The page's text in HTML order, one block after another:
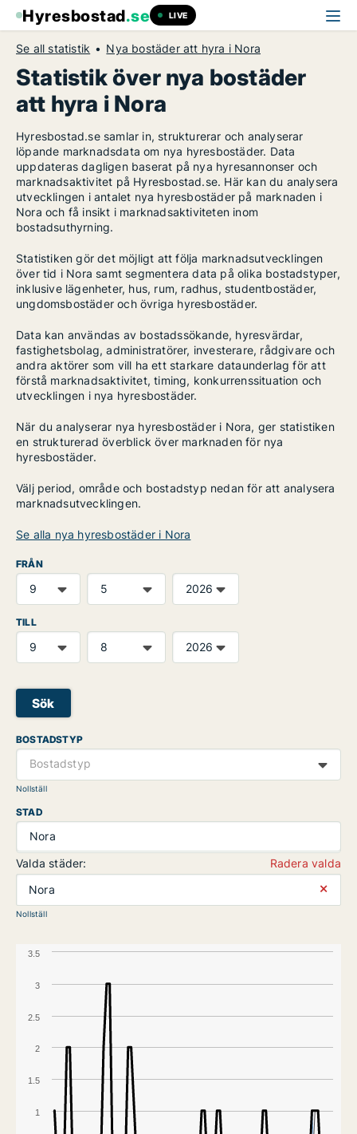
Hyresbostad.se LIVE
Se all statistik Nya bostäder att hyra i Nora
Statistik över nya bostäder
att hyra i Nora
Hyresbostad.se samlar in, strukturerar och analyserar
löpande marknadsdata om nya hyresbostäder. Data
uppdateras dagligen baserat på nya hyresannonser och
marknadsaktivitet på Hyresbostad.se. Här kan du analysera
utvecklingen i antalet nya hyresbostäder på marknaden i
Nora och få insikt i marknadsaktiviteten inom
bostadsuthyrning.
Statistiken gör det möjligt att följa marknadsutvecklingen
över tid i Nora samt segmentera data på olika bostadstyper,
inklusive lägenheter, hus, rum, radhus, studentbostäder,
ungdomsbostäder och övriga hyresbostäder.
Data kan användas av bostadssökande, hyresvärdar,
fastighetsbolag, administratörer, investerare, rådgivare och
andra aktörer som vill ha ett starkare dataunderlag för att
förstå marknadsaktivitet, timing, konkurrenssituation och
utvecklingen i nya hyresbostäder.
När du analyserar nya hyresbostäder i Nora, ger statistiken
en strukturerad överblick över marknaden för nya
hyresbostäder.
Välj period, område och bostadstyp nedan för att analysera
marknadsutvecklingen.
Se alla nya hyresbostäder i Nora
FRÅN
TILL
Sök
BOSTADSTYP
Bostadstyp
Nollställ
STAD
Nora
Valda städer:
Radera valda
Nora
⨯
Nollställ
1
1.5
2
2.5
3
3.5